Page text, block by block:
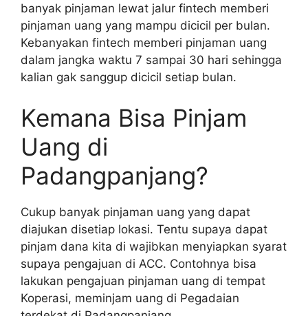
banyak pinjaman lewat jalur fintech memberi
pinjaman uang yang mampu dicicil per bulan.
Kebanyakan fintech memberi pinjaman uang
dalam jangka waktu 7 sampai 30 hari sehingga
kalian gak sanggup dicicil setiap bulan.
Kemana Bisa Pinjam
Uang di
Padangpanjang?
Cukup banyak pinjaman uang yang dapat
diajukan disetiap lokasi. Tentu supaya dapat
pinjam dana kita di wajibkan menyiapkan syarat
supaya pengajuan di ACC. Contohnya bisa
lakukan pengajuan pinjaman uang di tempat
Koperasi, meminjam uang di Pegadaian